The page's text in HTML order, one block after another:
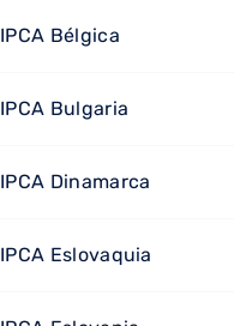
IPCA Bélgica
IPCA Bulgaria
IPCA Dinamarca
IPCA Eslovaquia